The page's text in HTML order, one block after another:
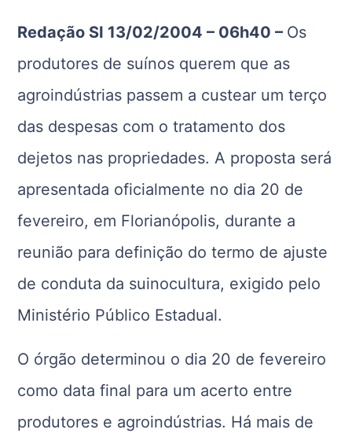
Redação SI 13/02/2004 – 06h40 – Os
produtores de suínos querem que as
agroindústrias passem a custear um terço
das despesas com o tratamento dos
dejetos nas propriedades. A proposta será
apresentada oficialmente no dia 20 de
fevereiro, em Florianópolis, durante a
reunião para definição do termo de ajuste
de conduta da suinocultura, exigido pelo
Ministério Público Estadual.
O órgão determinou o dia 20 de fevereiro
como data final para um acerto entre
produtores e agroindústrias. Há mais de